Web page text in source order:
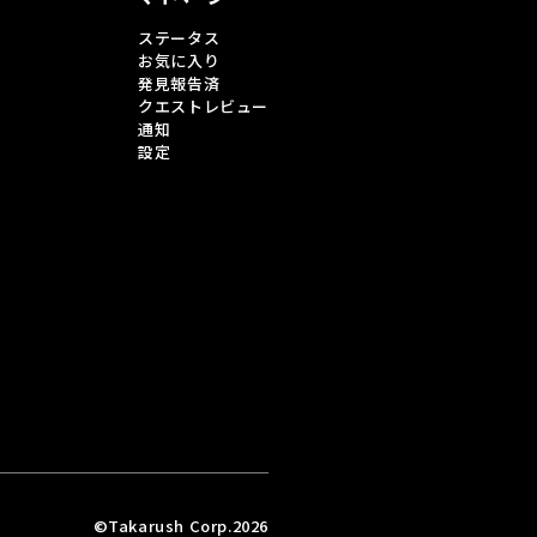
ステータス
お気に入り
発見報告済
クエストレビュー
通知
設定
©Takarush Corp.2026